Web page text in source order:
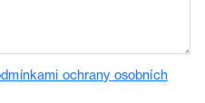
ochrany osobních